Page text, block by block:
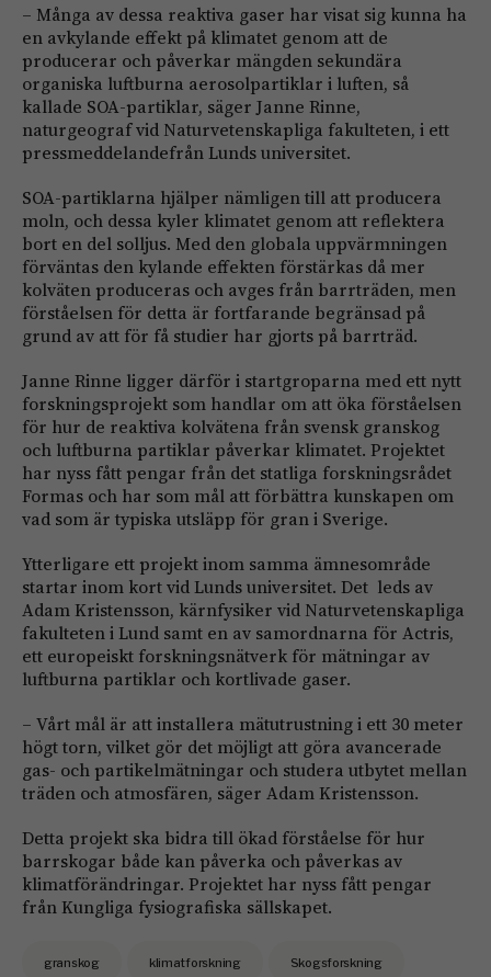
– Många av dessa reaktiva gaser har visat sig kunna ha
en avkylande effekt på klimatet genom att de
producerar och påverkar mängden sekundära
organiska luftburna aerosolpartiklar i luften, så
kallade SOA-partiklar, säger Janne Rinne,
naturgeograf vid Naturvetenskapliga fakulteten, i ett
pressmeddelandefrån Lunds universitet.
SOA-partiklarna hjälper nämligen till att producera
moln, och dessa kyler klimatet genom att reflektera
bort en del solljus. Med den globala uppvärmningen
förväntas den kylande effekten förstärkas då mer
kolväten produceras och avges från barrträden, men
förståelsen för detta är fortfarande begränsad på
grund av att för få studier har gjorts på barrträd.
Janne Rinne ligger därför i startgroparna med ett nytt
forskningsprojekt som handlar om att öka förståelsen
för hur de reaktiva kolvätena från svensk granskog
och luftburna partiklar påverkar klimatet. Projektet
har nyss fått pengar från det statliga forskningsrådet
Formas och har som mål att förbättra kunskapen om
vad som är typiska utsläpp för gran i Sverige.
Ytterligare ett projekt inom samma ämnesområde
startar inom kort vid Lunds universitet. Det leds av
Adam Kristensson, kärnfysiker vid Naturvetenskapliga
fakulteten i Lund samt en av samordnarna för Actris,
ett europeiskt forskningsnätverk för mätningar av
luftburna partiklar och kortlivade gaser.
– Vårt mål är att installera mätutrustning i ett 30 meter
högt torn, vilket gör det möjligt att göra avancerade
gas- och partikelmätningar och studera utbytet mellan
träden och atmosfären, säger Adam Kristensson.
Detta projekt ska bidra till ökad förståelse för hur
barrskogar både kan påverka och påverkas av
klimatförändringar. Projektet har nyss fått pengar
från Kungliga fysiografiska sällskapet.
granskog klimatforskning Skogsforskning